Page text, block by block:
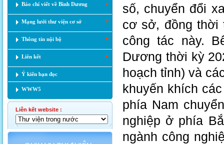
Báo chí viết về Bình Dương
Mạng lưới thư viện cơ sở
Thông tin nội bộ
Liên kết
Ý kiến bạn đọc
WWW5
Liên kết website :
số, chuyển đổi
cơ sở, đồng thời
công tác này.
Dương thời kỳ
hoạch tỉnh) và
khuyến khích
phía Nam
nghiệp ở phía
ngành công